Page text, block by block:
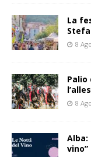
La
8
Palio
8
vino”